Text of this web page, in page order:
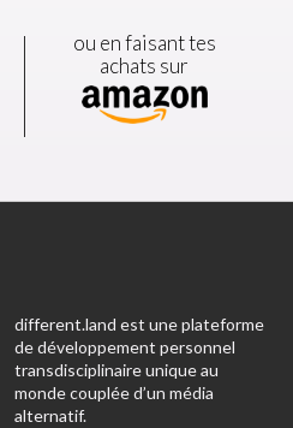
ou en faisant tes
achats sur
different.land est une plateforme
de développement personnel
transdisciplinaire unique au
monde couplée d’un média
alternatif.